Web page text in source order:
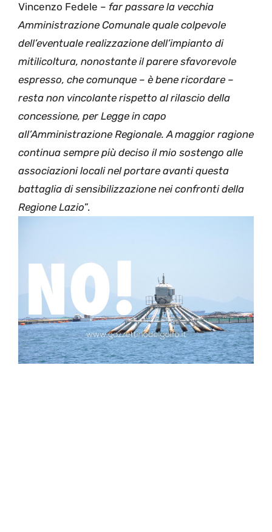
Vincenzo Fedele – far passare la vecchia
Amministrazione Comunale quale colpevole
dell’eventuale realizzazione dell’impianto di
mitilicoltura, nonostante il parere sfavorevole
espresso, che comunque – è bene ricordare –
resta non vincolante rispetto al rilascio della
concessione, per Legge in capo
all’Amministrazione Regionale. A maggior ragione
continua sempre più deciso il mio sostengo alle
associazioni locali nel portare avanti questa
battaglia di sensibilizzazione nei confronti della
Regione Lazio”.